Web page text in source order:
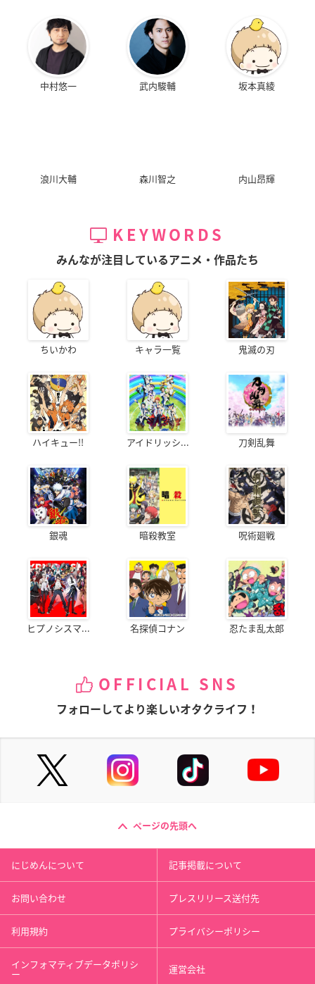
中村悠一 武内駿輔 坂本真綾
浪川大輔 森川智之 内山昂輝
KEYWORDS
みんなが注目しているアニメ・作品たち
ちいかわ キャラ一覧 鬼滅の刃
ハイキュー!! アイドリッシ... 刀剣乱舞
銀魂 暗殺教室 呪術廻戦
ヒプノシスマ... 名探偵コナン 忍たま乱太郎
OFFICIAL SNS
フォローしてより楽しいオタクライフ！
ページの先頭へ
にじめんについて 記事掲載について
お問い合わせ プレスリリース送付先
利用規約 プライバシーポリシー
インフォマティブデータポリシ
ー 運営会社